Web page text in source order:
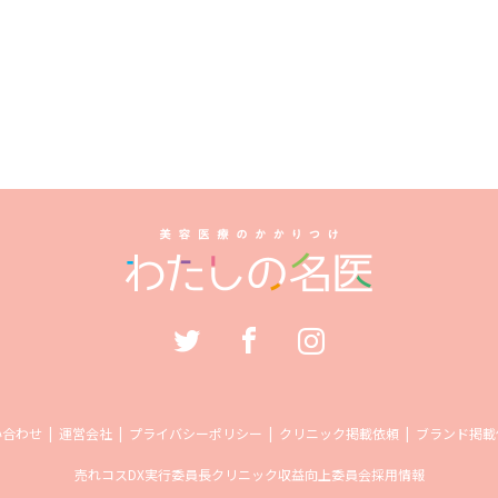
わせ 運営会社 プライバシーポリシー クリニック掲載依頼 ブランド掲
売れコスDX実行委員長クリニック収益向上委員会採用情報